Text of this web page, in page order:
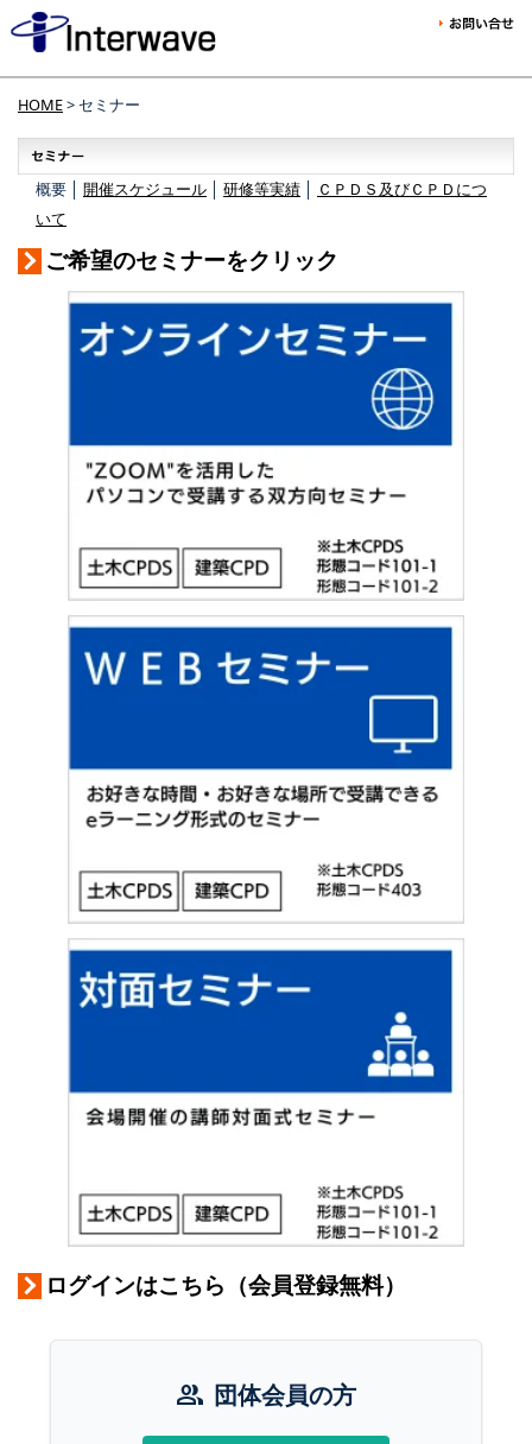
HOME> セミナー
概要 │ 開催スケジュール 研修等実績
ＣＰＤＳ及びＣＰＤにつ
いて
ご希望のセミナーをクリック
ログインはこちら（会員登録無料）
group 団体会員の方